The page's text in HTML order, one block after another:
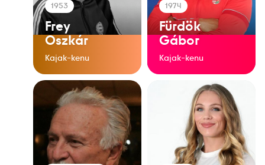
1953
Frey
Oszkár
Kajak-kenu
1974
Fürdök
Gábor
Kajak-kenu